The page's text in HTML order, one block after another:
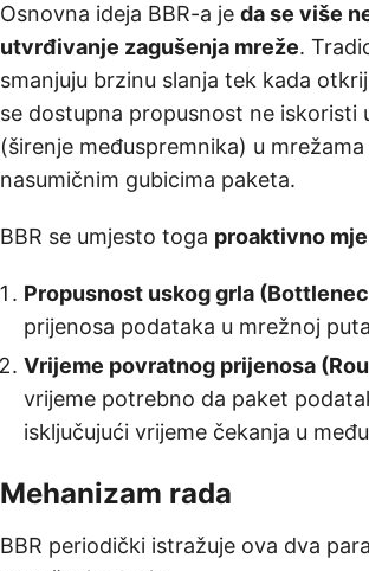
Osnovna ideja BBR-a je da se više
utvrđivanje zagušenja mreže.
smanjuju brzinu slanja tek kada
se dostupna propusnost ne iskoristi
(širenje međuspremnika) u
nasumičnim gubicima paketa.
BBR se umjesto toga proaktivno
Propusnost uskog grla
prijenosa podataka u mrežnoj
Vrijeme povratnog prijenosa
vrijeme potrebno da paket
isključujući vrijeme čekanja u
Mehanizam rada
BBR periodički istražuje ova dva